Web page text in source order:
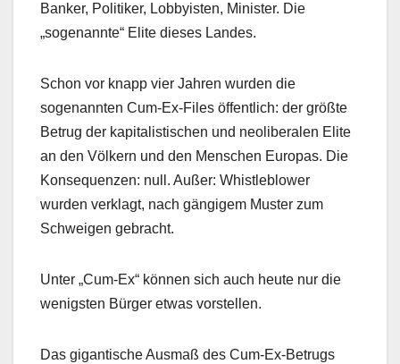
Banker, Politiker, Lobbyisten, Minister. Die
„sogenannte“ Elite dieses Landes.
Schon vor knapp vier Jahren wurden die
sogenannten Cum-Ex-Files öffentlich: der größte
Betrug der kapitalistischen und neoliberalen Elite
an den Völkern und den Menschen Europas. Die
Konsequenzen: null. Außer: Whistleblower
wurden verklagt, nach gängigem Muster zum
Schweigen gebracht.
Unter „Cum-Ex“ können sich auch heute nur die
wenigsten Bürger etwas vorstellen.
Das gigantische Ausmaß des Cum-Ex-Betrugs